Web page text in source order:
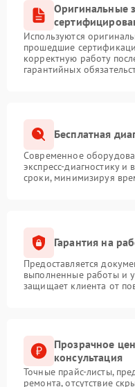
Оригинальные
Используются
прошедшие
корректную работу
гарантийных
Бесплатная
Современное
экспресс-диагностику и
сроки, минимизируя
Гарантия на
Предоставляется
выполненные работы и
защищает клиента от
Прозрачное
консультация
Точные прайс-листы,
ремонта, отсутствие